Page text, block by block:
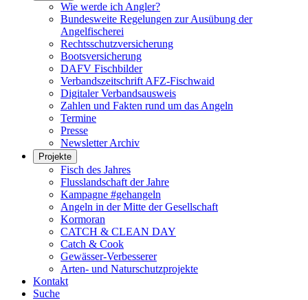
Wie werde ich Angler?
Bundesweite Regelungen zur Ausübung der
Angelfischerei
Rechtsschutzversicherung
Bootsversicherung
DAFV Fischbilder
Verbandszeitschrift AFZ-Fischwaid
Digitaler Verbandsausweis
Zahlen und Fakten rund um das Angeln
Termine
Presse
Newsletter Archiv
Projekte
Fisch des Jahres
Flusslandschaft der Jahre
Kampagne #gehangeln
Angeln in der Mitte der Gesellschaft
Kormoran
CATCH & CLEAN DAY
Catch & Cook
Gewässer-Verbesserer
Arten- und Naturschutzprojekte
Kontakt
Suche